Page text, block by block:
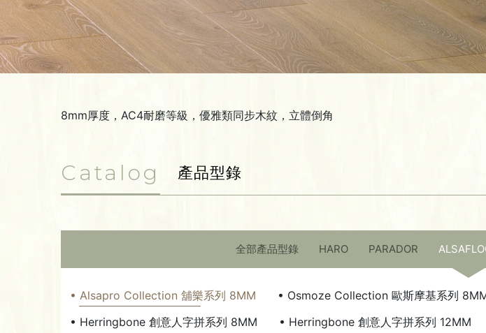
8mm厚度，AC4耐磨等級，優雅類同步木紋，立體倒角
Catalog 產品型錄
全部產品型錄 HARO PARADOR
• Alsapro Collection 舖樂系列 8MM • Osmoze Collection 歐斯摩基系列
• Herringbone 創意人字拼系列 8MM
• Herringbone 創意人字拼系列 12MM